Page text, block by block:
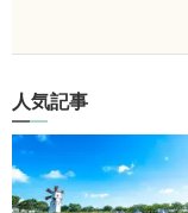
人気記事